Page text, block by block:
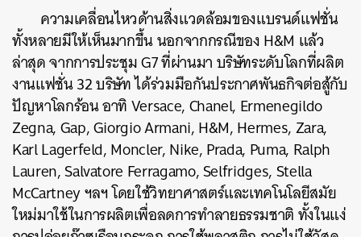
ความเคลื่อนไหวด้านสิ่งแวดล้อมของแบรนด์แฟชั่น
ทั้งหลายมีให้เห็นมากขึ้น นอกจากกรณีของ H&M แล้ว
ล่าสุด จากการประชุม G7 ที่ผ่านมา บริษัทระดับโลกที่ผลิต
งานแฟชั่น 32 บริษัท ได้ร่วมมือกันประกาศพันธกิจต่อสู้กับ
ปัญหาโลกร้อน อาทิ Versace, Chanel, Ermenegildo
Zegna, Gap, Giorgio Armani, H&M, Hermes, Zara,
Karl Lagerfeld, Moncler, Nike, Prada, Puma, Ralph
Lauren, Salvatore Ferragamo, Selfridges, Stella
McCartney ฯลฯ โดยใช้วิทยาศาสตร์และเทคโนโลยีสมัย
ใหม่มาใช้ในการผลิตเพื่อลดการทำลายธรรมชาติ ทั้งในแง่